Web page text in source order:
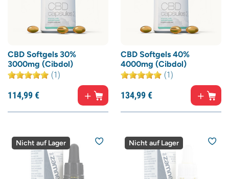
CBD Softgels 30%
3000mg (Cibdol)
(1)
114,99€
CBD Softgels 40%
4000mg (Cibdol)
(1)
134,99€
Nicht auf Lager Nicht auf Lager